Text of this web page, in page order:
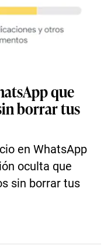
que
borrar tus
en WhatsApp
oculta que
sin borrar tus